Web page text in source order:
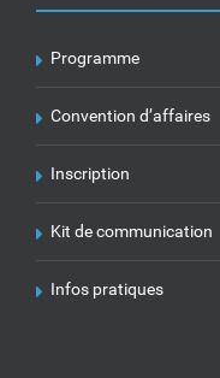
Programme
Convention d’affaires
Inscription
Kit de communication
Infos pratiques